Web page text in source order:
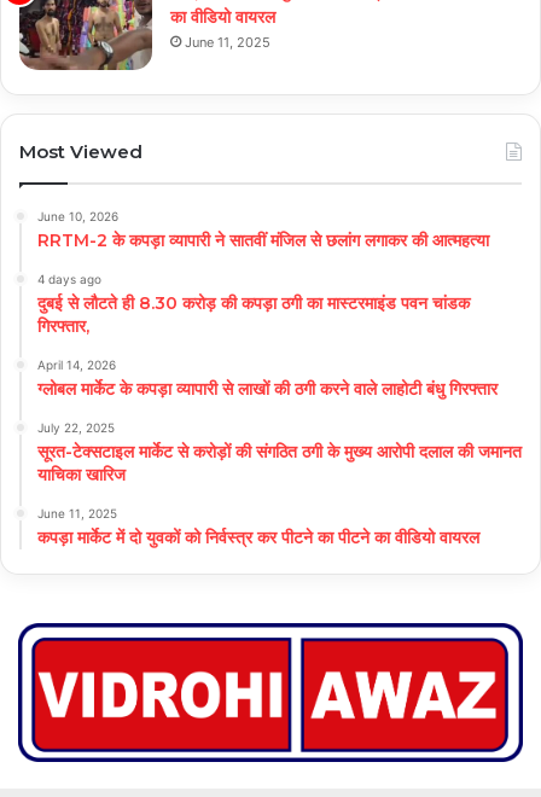
का वीडियो वायरल
June 11, 2025
Most Viewed
June 10, 2026
RRTM-2 के कपड़ा व्यापारी ने सातवीं मंजिल से छलांग लगाकर की आत्महत्या
4 days ago
दुबई से लौटते ही 8.30 करोड़ की कपड़ा ठगी का मास्टरमाइंड पवन चांडक
गिरफ्तार,
April 14, 2026
ग्लोबल मार्केट के कपड़ा व्यापारी से लाखों की ठगी करने वाले लाहोटी बंधु गिरफ्तार
July 22, 2025
सूरत-टेक्सटाइल मार्केट से करोड़ों की संगठित ठगी के मुख्य आरोपी दलाल की जमानत
याचिका खारिज
June 11, 2025
कपड़ा मार्केट में दो युवकों को निर्वस्त्र कर पीटने का पीटने का वीडियो वायरल